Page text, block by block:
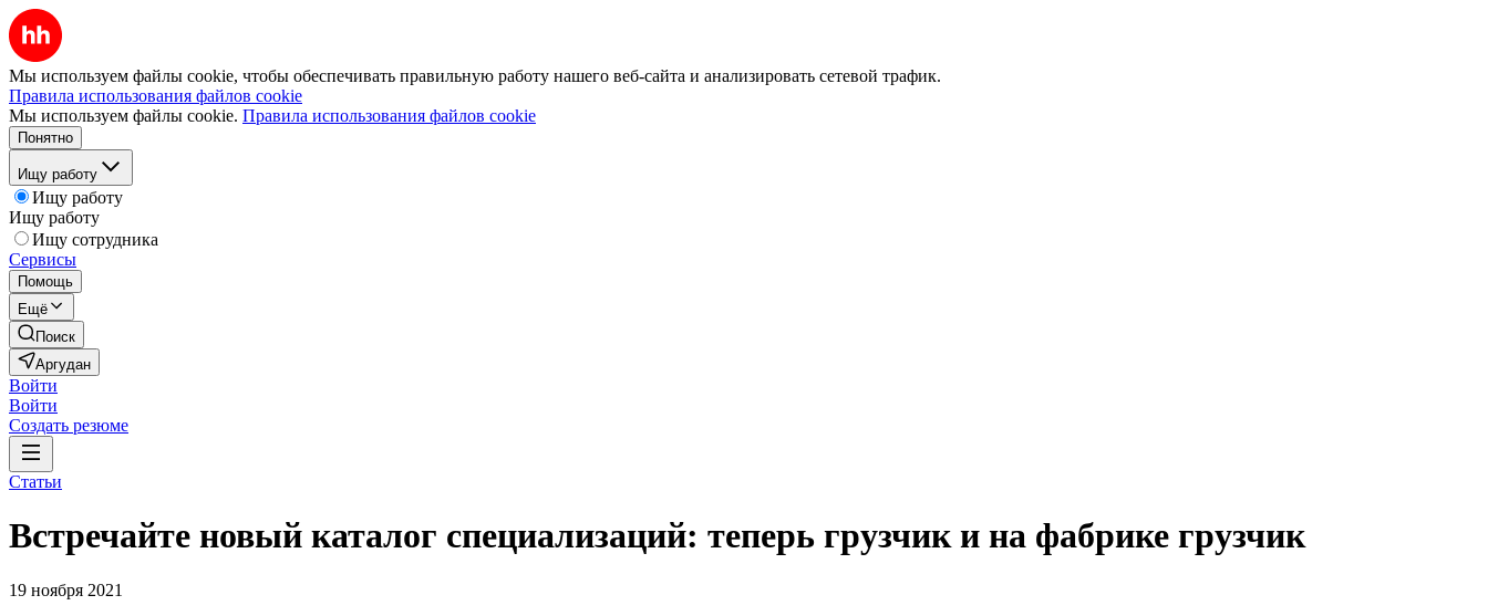
Мы используем файлы cookie, чтобы обеспечивать правильную работу нашего веб-сайта и анализировать сетевой трафик.
Правила использования файлов cookie
Мы используем файлы cookie. Правила использования файлов cookie
Понятно
Ищу работу
Ищу работу
Ищу работу
Ищу сотрудника
Сервисы
Помощь
Ещё
Поиск
Аргудан
Войти
Войти
Создать резюме
Статьи
Встречайте новый каталог специализаций: теперь грузчик и на фабрике грузчик
19 ноября 2021